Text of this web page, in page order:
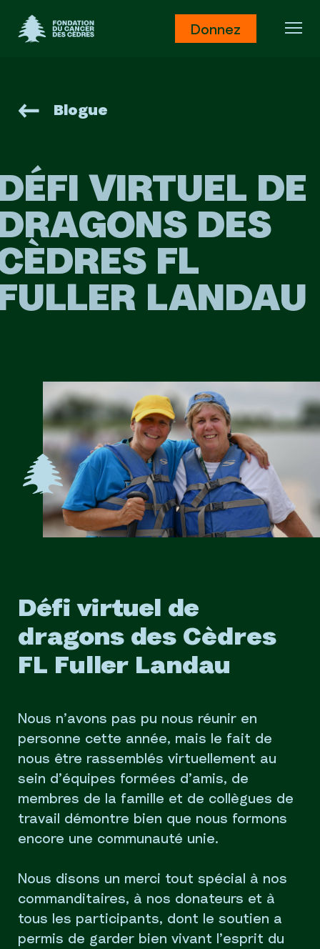
Fondation du Cancer des Cèdres
Donnez
Blogue
VIRTUEL DE
DES
FL
LANDAU
Défi virtuel de
dragons des Cèdres
FL Fuller Landau
Nous n’avons pas pu nous réunir en
personne cette année, mais le fait de
nous être rassemblés virtuellement au
sein d’équipes formées d’amis, de
membres de la famille et de collègues de
travail démontre bien que nous formons
encore une communauté unie.
Nous disons un merci tout spécial à nos
commanditaires, à nos donateurs et à
tous les participants, dont le soutien a
permis de garder bien vivant l’esprit du